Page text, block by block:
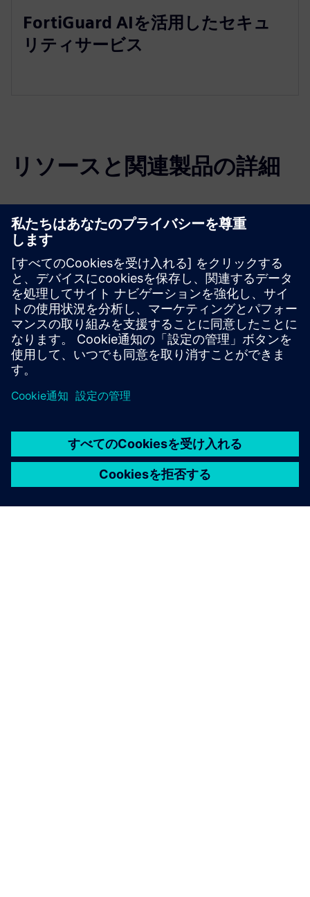
FortiGuard AIを活用したセキュ
リティサービス
リソースと関連製品の詳細
その他の情報とリソース
安全な運用技術（OT）
仮想次世代ファイアウォール
Fortinet のOTSecurity によるスマートビルディングの保護
Platform.pdf
必要条件